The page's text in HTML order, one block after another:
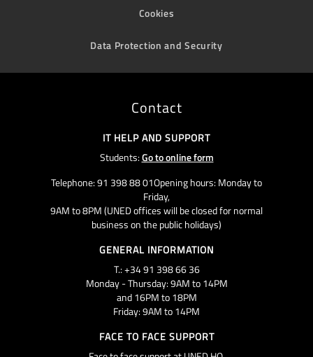
Cookies
Data Protection and Security
Contact
IT HELP AND SUPPORT
Students:Go to online form
Telephone: 91 398 88 01Opening hours: Monday to
Friday,
9AM to 8PM (UNED offices will be closed for normal
business on the public holidays)
GENERAL INFORMATION
T.: +34 91 398 66 36
Monday - Thursday: 9AM to 14PM
and 16PM to 18PM
Friday: 9AM to 14PM
FACE TO FACE SUPPORT